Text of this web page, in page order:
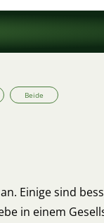
Beide
Einige sind
in einem